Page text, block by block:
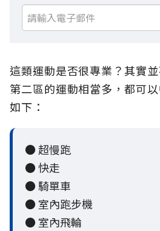
這類運動是否很專業？其實
第二區的運動相當多，都可
如下：
● 超慢跑
● 快走
● 騎單車
● 室內跑步機
● 室內飛輪